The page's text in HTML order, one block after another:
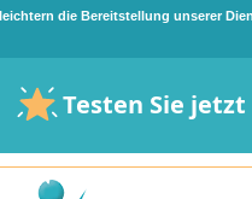
die Bereitstellung unserer
Testen Sie